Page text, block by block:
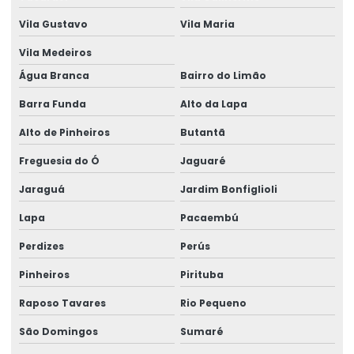
Aluguel de gerador para obra
Aluguel de gerador para obra em salvador
Aluguel de gerador pequeno
Aluguel de gerador pequeno preço
Aluguel de gerador pequeno valor
Aluguel de gerador preço diária
Aluguel de gerador quanto custa
Aluguel de gerador em salvador
Aluguel de gerador trifásico
Vila Gustavo Vila Maria
Vila Medeiros
Água Branca
Bairro do Limão
Barra Funda Alto da Lapa
Alto de Pinheiros Butantã
Freguesia do Ó Jaguaré
Jaraguá Jardim Bonfiglioli
Lapa Pacaembú
Perdizes Perús
Pinheiros Pirituba
Raposo Tavares Rio Pequeno
São Domingos Sumaré